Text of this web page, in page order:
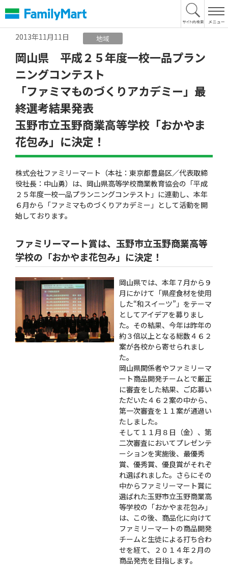
文
へ
2013年11月11日
地域
岡山県 平成２５年度一校一品プラン
ニングコンテスト
「ファミマものづくりアカデミー」最
終選考結果発表
玉野市立玉野商業高等学校「おかやま
花包み」に決定！
株式会社ファミリーマート（本社：東京都豊島区／代表取締
役社長：中山勇）は、岡山県高等学校商業教育協会の「平成
２５年度一校一品プランニングコンテスト」に連動し、本年
６月から「ファミマものづくりアカデミー」として活動を開
始しております。
ファミリーマート賞は、玉野市立玉野商業高等
学校の「おかやま花包み」に決定！
岡山県では、本年７月から９
月にかけて「県産食材を使用
した“和スイーツ”」をテーマ
としてアイデアを募りまし
た。その結果、今年は昨年の
約３倍以上となる総数４６２
案が各校から寄せられまし
た。
岡山県関係者やファミリーマ
ート商品開発チームとで厳正
に審査をした結果、ご応募い
ただいた４６２案の中から、
第一次審査を１１案が通過い
たしました。
そして１１月８日（金）、第
二次審査においてプレゼンテ
ーションを実施後、最優秀
賞、優秀賞、優良賞がそれぞ
れ選ばれました。さらにその
中からファミリーマート賞に
選ばれた玉野市立玉野商業高
等学校の「おかやま花包み」
は、この後、商品化に向けて
ファミリーマートの商品開発
チームと生徒による打ち合わ
せを経て、２０１４年２月の
商品発売を目指します。